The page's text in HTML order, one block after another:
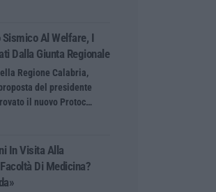
Al Welfare, I
Dalla Giunta Regionale
Regione Calabria,
del presidente
il nuovo Protoc…
In Visita Alla
Di Medicina?